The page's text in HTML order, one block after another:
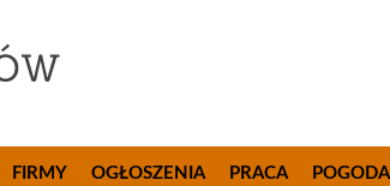
FIRMY OGŁOSZENIA PRACA POGODA